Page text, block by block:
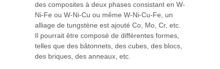
des composites à deux phases consistant en W-
Ni-Fe ou W-Ni-Cu ou même W-Ni-Cu-Fe, un
alliage de tungstène est ajouté Co, Mo, Cr, etc.
Il pourrait être composé de différentes formes,
telles que des bâtonnets, des cubes, des blocs,
des briques, des anneaux, etc.